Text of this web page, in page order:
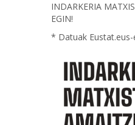
INDARKERIA
EGIN!
* Datuak